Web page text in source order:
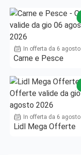
In offerta da 6 agosto
Carne e Pesce
In offerta da 6 agosto
Lidl Mega Offerte